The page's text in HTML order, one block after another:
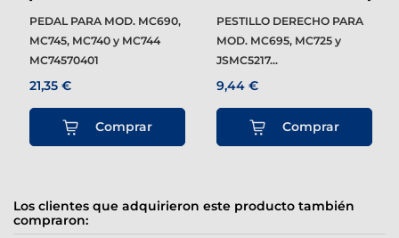
PEDAL PARA MOD. MC690,
MC745, MC740 y MC744
MC74570401
21,35 €
Comprar
PESTILLO DERECHO PARA
MOD. MC695, MC725 y
JSMC5217...
9,44 €
Comprar
Los clientes que adquirieron este producto también
compraron: